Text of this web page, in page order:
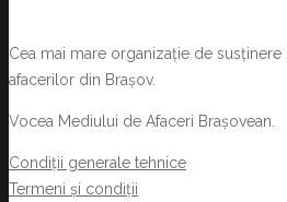
Cea mai mare organizație de
afacerilor din Brașov.
Vocea Mediului de Afaceri Brașovean.
Condiții generale tehnice
Termeni și condiții